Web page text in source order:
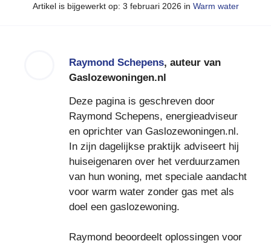
Artikel is bijgewerkt op: 3 februari 2026 in Warm water
Raymond Schepens, auteur van
Gaslozewoningen.nl
Deze pagina is geschreven door
Raymond Schepens, energieadviseur
en oprichter van Gaslozewoningen.nl.
In zijn dagelijkse praktijk adviseert hij
huiseigenaren over het verduurzamen
van hun woning, met speciale aandacht
voor warm water zonder gas met als
doel een gaslozewoning.
Raymond beoordeelt oplossingen voor